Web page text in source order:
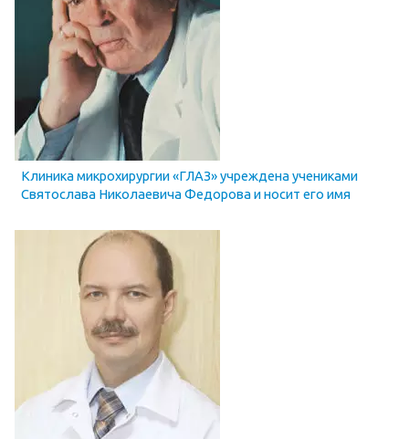
Клиника микрохирургии «ГЛАЗ» учреждена учениками
Святослава Николаевича Федорова и носит его имя